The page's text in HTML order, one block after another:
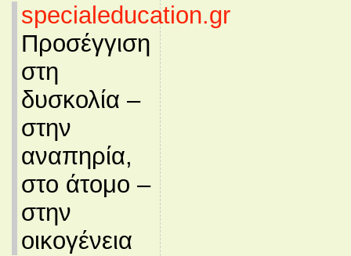
specialeducation.gr
Προσέγγιση
στη
δυσκολία –
στην
αναπηρία,
στο άτομο –
στην
οικογένεια